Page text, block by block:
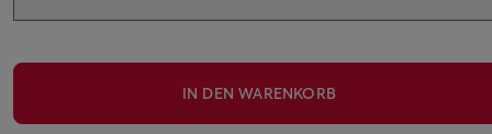
IN DEN WARENKORB